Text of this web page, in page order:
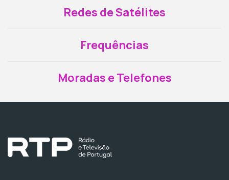
Redes de Satélites
Frequências
Moradas e Telefones